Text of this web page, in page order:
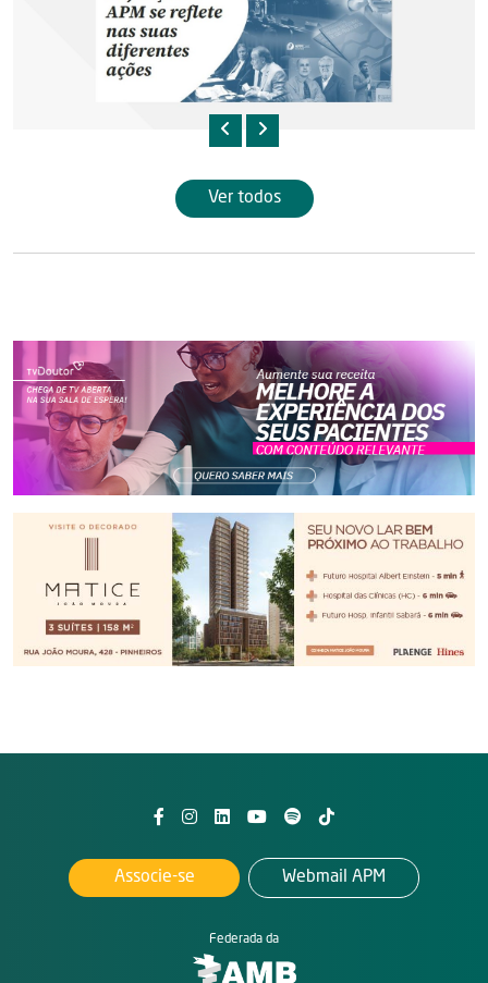
Ver todos
Federada da
Associe-se Webmail APM